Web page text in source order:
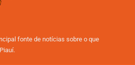
fonte de notícias sobre o que